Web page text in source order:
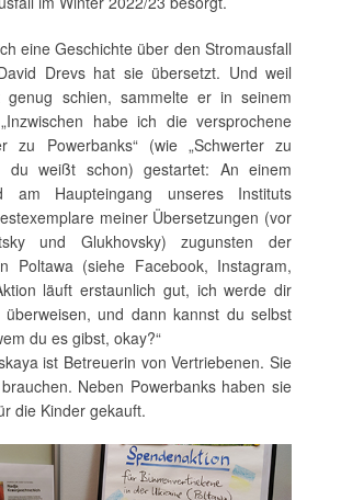
eine Geschichte über den Stromausfall
Drevs hat sie übersetzt. Und weil
schien, sammelte er in seinem
habe ich die versprochene
zu Powerbanks“ (wie „Schwerter zu
du weißt schon) gestartet: An einem
am Haupteingang unseres Instituts
meiner Übersetzungen (vor
und Glukhovsky) zugunsten der
Poltawa (siehe Facebook, Instagram,
läuft erstaunlich gut, ich werde dir
und dann kannst du selbst
du es gibst, okay?“
ist Betreuerin von Vertriebenen. Sie
Neben Powerbanks haben sie
die Kinder gekauft.